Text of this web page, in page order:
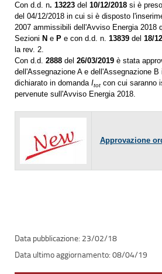
Con d.d. n. 13223 del 10/12/2018 si è
del 04/12/2018 in cui si è disposto
2007 ammissibili dell'Avviso Energia 2018
Sezioni N e P e con d.d. n. 13839 del 18/
la rev. 2.
Con d.d. 2888 del 26/03/2019 è stata
dell'Assegnazione A e dell'Assegnazione
dichiarato in domanda Itot con cui saranno
pervenute sull'Avviso Energia 2018.
Approvazione
23/02/18
08/04/19